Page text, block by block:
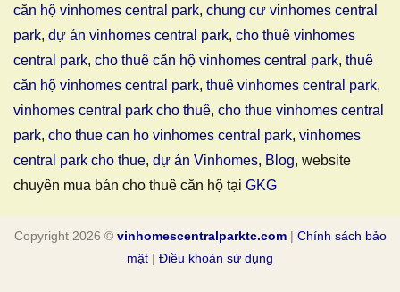
căn hộ vinhomes central park, chung cư vinhomes central
park, dự án vinhomes central park, cho thuê vinhomes
central park, cho thuê căn hộ vinhomes central park, thuê
căn hộ vinhomes central park, thuê vinhomes central park,
vinhomes central park cho thuê, cho thue vinhomes central
park, cho thue can ho vinhomes central park, vinhomes
central park cho thue, dự án Vinhomes, Blog, website
chuyên mua bán cho thuê căn hộ tại GKG
Copyright 2026 © vinhomescentralparktc.com| Chính sách bảo
mật | Điều khoản sử dụng